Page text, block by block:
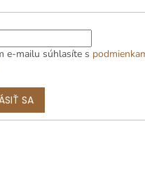
e-mailu súhlasíte s
SA